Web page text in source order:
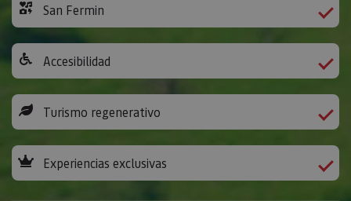
San Fermin
Accesibilidad
Turismo regenerativo
Experiencias exclusivas